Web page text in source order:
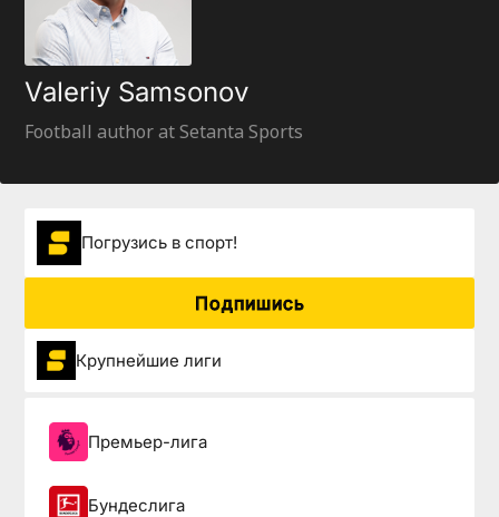
Valeriy Samsonov
Football author at Setanta Sports
Погрузиcь в спорт!
Подпишись
Крупнейшие лиги
Премьер-лига
Бундеслига